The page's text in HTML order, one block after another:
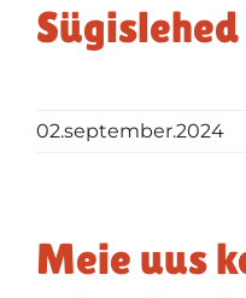
02.september.2024
Meie uus